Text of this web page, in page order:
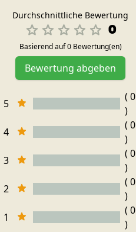
Durchschnittliche Bewertung
0
Basierend auf 0 Bewertung(en)
Bewertung abgeben
5
( 0
)
4
( 0
)
3
( 0
)
2
( 0
)
1
( 0
)